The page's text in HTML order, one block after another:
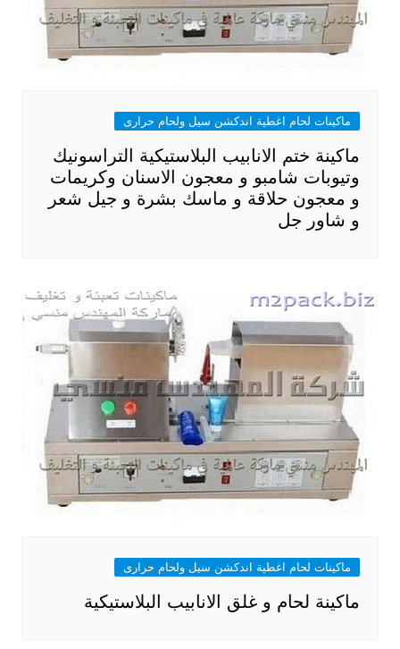
ماكينات لحام اغطية اندكشن سيل ولحام حرارى
ماكينة ختم الانابيب البلاستيكية التراسونيك
وتيوبات شامبو و معجون الاسنان وكريمات
و معجون حلاقة و ماسك بشرة و جيل شعر
و شاور جل
ماكينات لحام اغطية اندكشن سيل ولحام حرارى
ماكينة لحام و غلق الانابيب البلاستيكية